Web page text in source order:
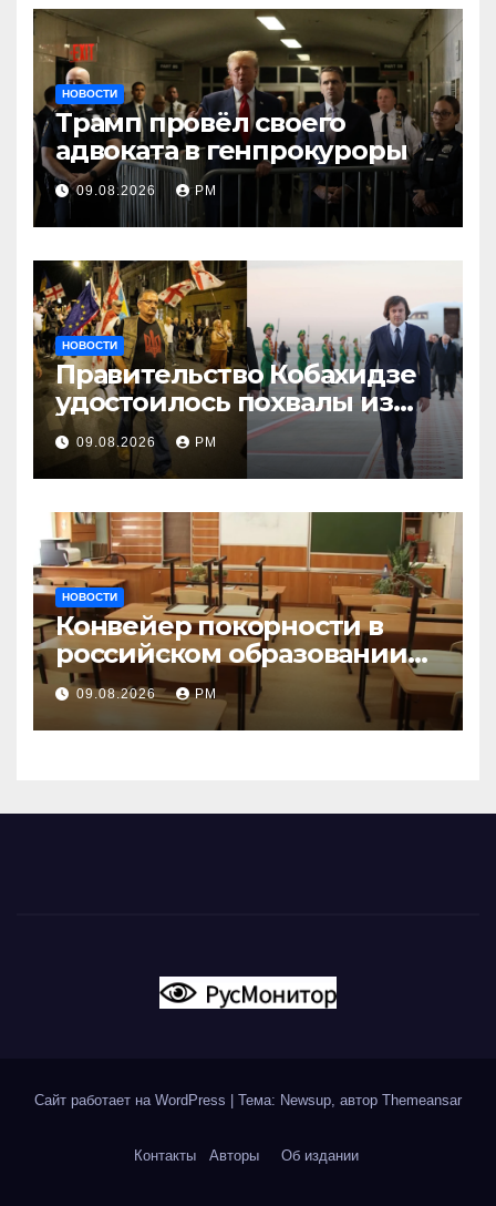
НОВОСТИ
Трамп провёл своего
адвоката в генпрокуроры
09.08.2026 РМ
НОВОСТИ
Правительство Кобахидзе
удостоилось похвалы из
Москвы
09.08.2026 РМ
НОВОСТИ
Конвейер покорности в
российском образовании
наталкивается на
сопротивление
09.08.2026 РМ
Сайт работает на WordPress Тема: Newsup, автор Themeansar
Контакты Авторы Об издании